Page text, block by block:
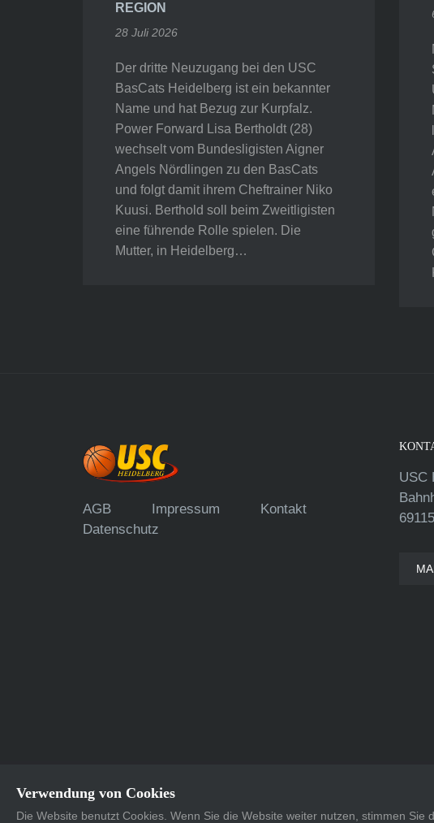
REGION
28 Juli 2026
Der dritte Neuzugang bei den USC
BasCats Heidelberg ist ein bekannter
Name und hat Bezug zur Kurpfalz.
Power Forward Lisa Bertholdt (28)
wechselt vom Bundesligisten Aigner
Angels Nördlingen zu den BasCats
und folgt damit ihrem Cheftrainer Niko
Kuusi. Berthold soll beim Zweitligisten
eine führende Rolle spielen. Die
Mutter, in Heidelberg…
AGB Impressum
Kontakt
Datenschutz
USC
Verwendung von Cookies
Die Website benutzt Cookies. Wenn Sie die Website weiter nutzen, stimmen Sie